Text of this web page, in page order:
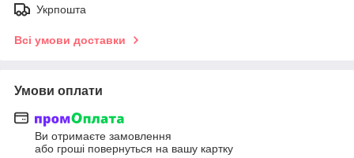
Укрпошта
Всі умови доставки
Умови оплати
Ви отримаєте замовлення
або гроші повернуться на вашу картку